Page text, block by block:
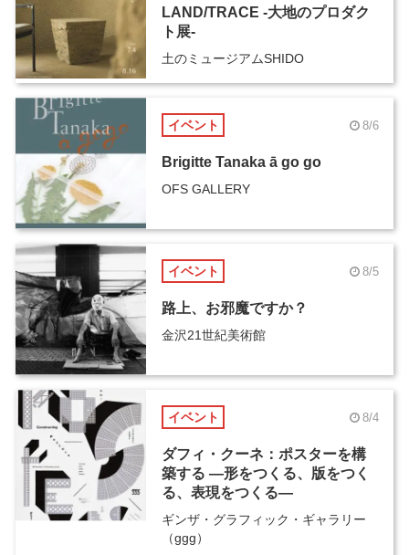
LAND/TRACE -大地のプロダク
ト展-
土のミュージアムSHIDO
イベント 8/6
Brigitte Tanaka ā go go
OFS GALLERY
イベント 8/5
路上、お邪魔ですか？
金沢21世紀美術館
イベント 8/4
ダフィ・クーネ：ポスターを構
築する ―形をつくる、版をつく
る、表現をつくる―
ギンザ・グラフィック・ギャラリー
（ggg）